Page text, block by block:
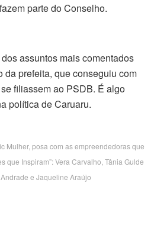
parte do Conselho.
assuntos mais comentados
da prefeita, que conseguiu com
filiassem ao PSDB. É algo
política de Caruaru.
Mulher, posa com as empreendedoras que
que Inspiram”: Vera Carvalho, Tânia Gulde
e Jaqueline Araújo